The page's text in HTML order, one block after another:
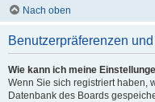
Nach oben
Benutzerpräferenzen
Wie kann ich meine
Wenn Sie sich registriert haben,
Datenbank des Boards